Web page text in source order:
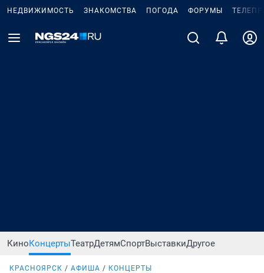
НЕДВИЖИМОСТЬ ЗНАКОМСТВА ПОГОДА ФОРУМЫ
КиноКонцертыТеатрДетямСпортВыставкиДругое
КРАСНОЯРСК АФИША КОНЦЕРТЫ